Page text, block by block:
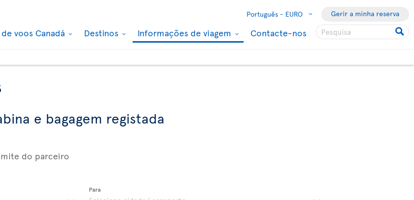
Português - EURO Gerir a minha reserva
voos Canadá Destinos Informações de viagem Contacte-nos
e bagagem registada
do parceiro
Para